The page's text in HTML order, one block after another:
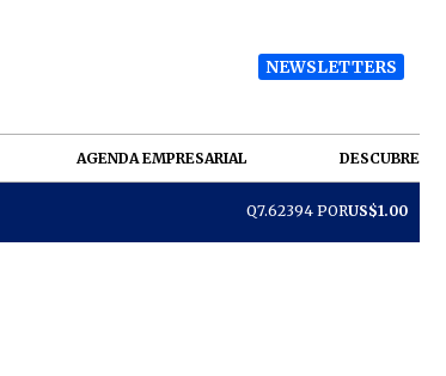
NEWSLETTERS
AGENDA EMPRESARIAL DESCUBRE
Q7.62394 PORUS$1.00